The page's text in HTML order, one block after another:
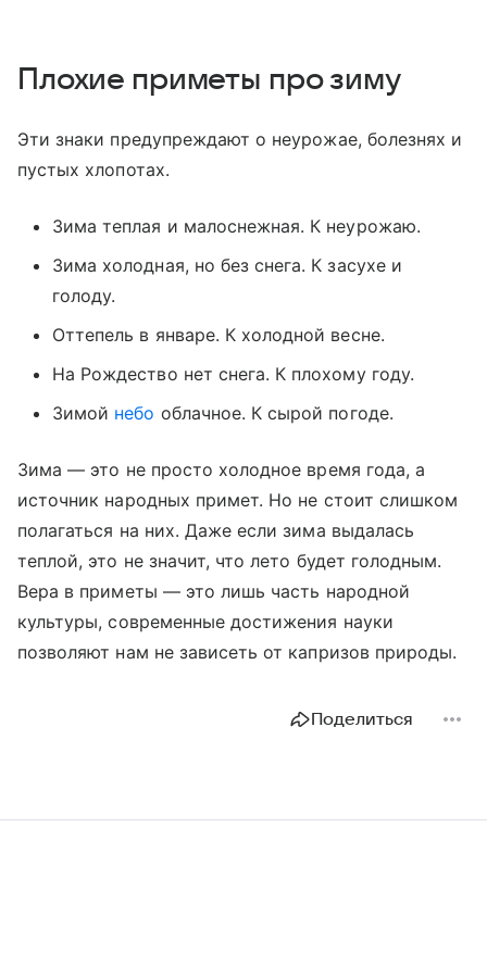
Плохие приметы про зиму
Эти знаки предупреждают о неурожае, болезнях и
пустых хлопотах.
Зима теплая и малоснежная. К неурожаю.
Зима холодная, но без снега. К засухе и
голоду.
Оттепель в январе. К холодной весне.
На Рождество нет снега. К плохому году.
Зимой небо облачное. К сырой погоде.
Зима — это не просто холодное время года, а
источник народных примет. Но не стоит слишком
полагаться на них. Даже если зима выдалась
теплой, это не значит, что лето будет голодным.
Вера в приметы — это лишь часть народной
культуры, современные достижения науки
позволяют нам не зависеть от капризов природы.
Поделиться